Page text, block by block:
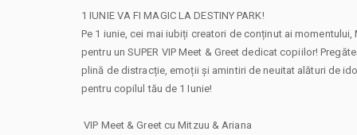
1 IUNIE VA FI MAGIC LA DESTINY PARK!
Pe 1 iunie, cei mai iubiți creatori de conținut ai momentului,
pentru un SUPER VIP Meet & Greet dedicat copiilor!
plină de distracție, emoții și amintiri de neuitat alături de
pentru copilul tău de 1 Iunie!
️ VIP Meet & Greet cu Mitzuu & Ariana